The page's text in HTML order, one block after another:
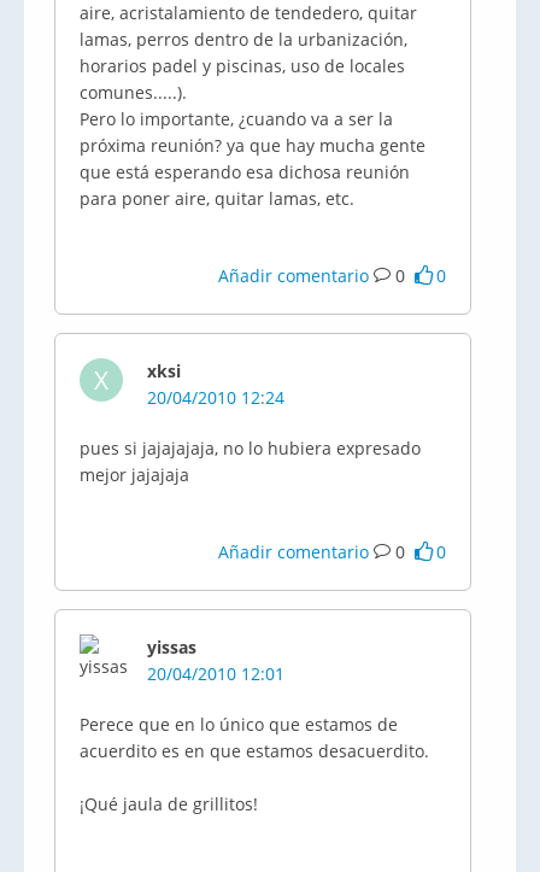
aire, acristalamiento de tendedero, quitar
lamas, perros dentro de la urbanización,
horarios padel y piscinas, uso de locales
comunes.....).
Pero lo importante, ¿cuando va a ser la
próxima reunión? ya que hay mucha gente
que está esperando esa dichosa reunión
para poner aire, quitar lamas, etc.
Añadir comentario 0 0
X
xksi
20/04/2010 12:24
pues si jajajajaja, no lo hubiera expresado
mejor jajajaja
Añadir comentario 0 0
yissas
20/04/2010 12:01
Perece que en lo único que estamos de
acuerdito es en que estamos desacuerdito.
¡Qué jaula de grillitos!